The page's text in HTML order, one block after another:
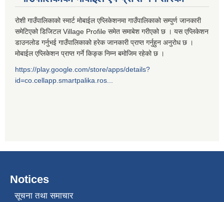
रोशी गाउँपालिकाको स्मार्ट मोबाईल एप्लिकेशनमा गाउँपालिकाको सम्पुर्ण जानकारी
समेटिएको डिजिटल Village Profile समेत समाबेश गरीएको छ । यस एप्लिकेशन
डाउनलोड गर्नुभई गाउँपालिकाको हरेक जानकारी प्राप्त गर्नुहुन अनुरोध छ ।
मोबाईल एप्लिकेशन प्राप्त गर्ने किङ्क निम्न बमोजिम रहेको छ ।
https://play.google.com/store/apps/details?
id=co.cellapp.smartpalika.ros...
Notices
सूचना तथा समाचार